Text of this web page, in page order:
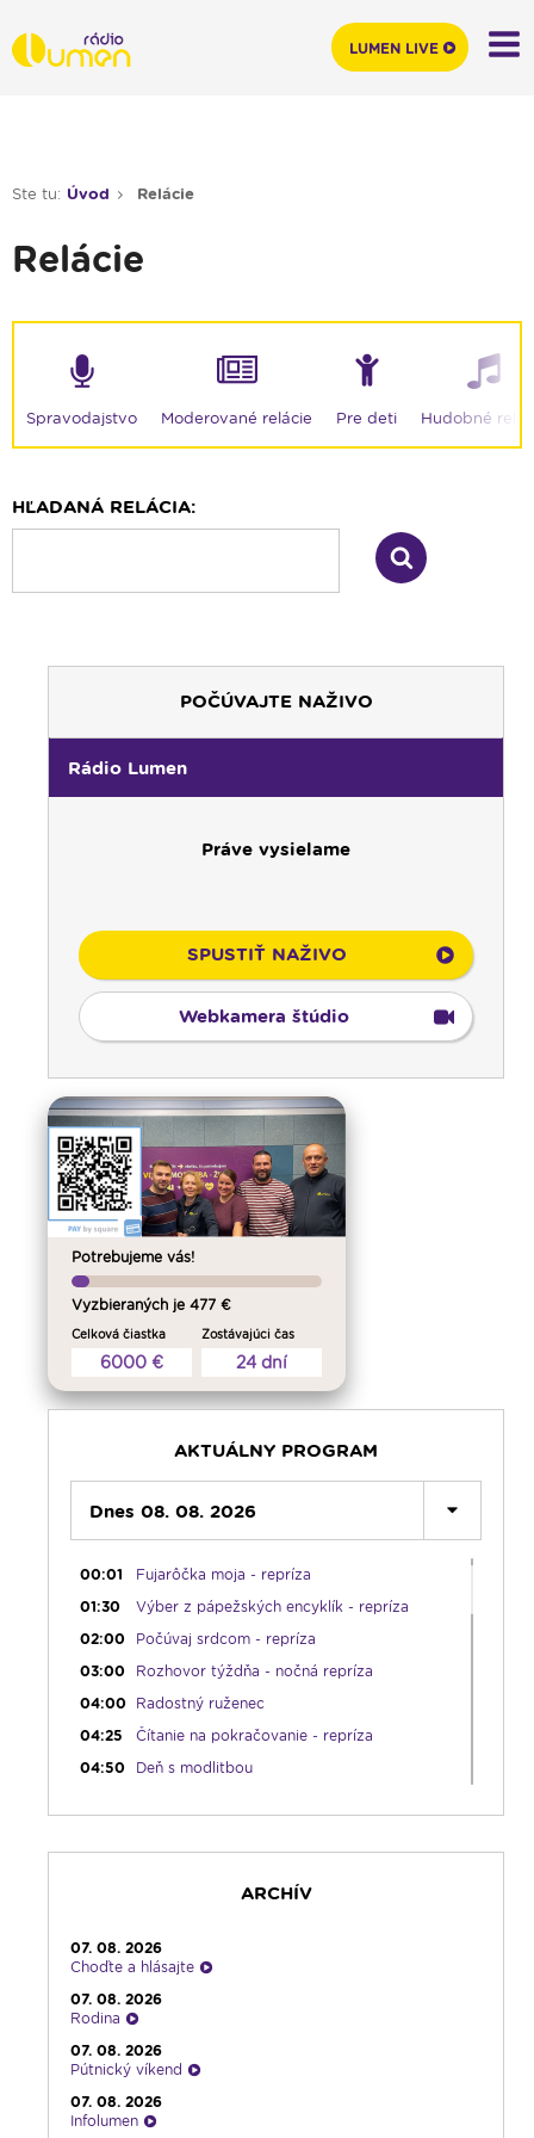
Ste tu: Úvod Relácie
Relácie
Spravodajstvo Moderované relácie Pre deti Hudobné
HĽADANÁ RELÁCIA:
POČÚVAJTE NAŽIVO
Rádio Lumen
Práve vysielame
SPUSTIŤ NAŽIVO
Webkamera štúdio
Potrebujeme vás!
Vyzbieraných je 477 €
Celková čiastka
6000 €
Zostávajúci čas
24 dní
AKTUÁLNY PROGRAM
Dnes 08. 08. 2026
00:00 Predel do nového dňa
00:01
Fujarôčka moja - repríza
01:30
Výber z pápežských encyklík - repríza
02:00
Počúvaj srdcom - repríza
03:00
Rozhovor týždňa - nočná repríza
04:00
Radostný ruženec
04:25
Čítanie na pokračovanie - repríza
04:50
Deň s modlitbou
Ranné spojenie
09:00
Kláštory a rehoľný život
09:30
Viera do vrecka
10:30
Emauzy - mimoriadny prenos
12:30
Biblia za rok
14:00
Vyznania - repríza
ARCHÍV
07. 08. 2026
Choďte a hlásajte
07. 08. 2026
Rodina
07. 08. 2026
Pútnický víkend
07. 08. 2026
Infolumen
LUMEN LIVE